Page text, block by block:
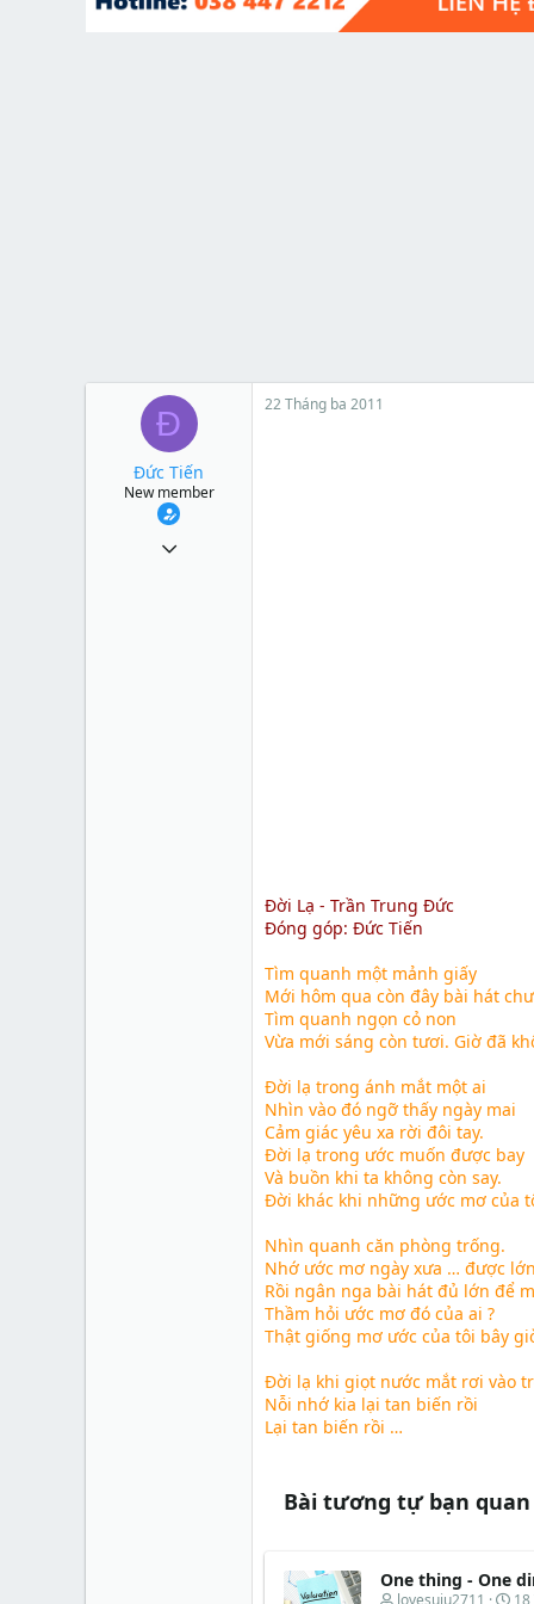
t
Đ
Đức Tiến
New member
22 Tháng ba 2011
Đời Lạ - Trần Trung Đức
Đóng góp: Đức Tiến
Tìm quanh một mảnh giấy
Mới hôm qua còn đây bài hát
Tìm quanh ngọn cỏ non
Vừa mới sáng còn tươi. Giờ đã
Đời lạ trong ánh mắt một ai
Nhìn vào đó ngỡ thấy ngày mai
Cảm giác yêu xa rời đôi tay.
Đời lạ trong ước muốn được bay
Và buồn khi ta không còn say.
Đời khác khi những ước mơ của
Nhìn quanh căn phòng trống.
Nhớ ước mơ ngày xưa … được
Rồi ngân nga bài hát đủ lớn để
Thầm hỏi ước mơ đó của ai ?
Thật giống mơ ước của tôi bây
Đời lạ khi giọt nước mắt rơi vào
Nỗi nhớ kia lại tan biến rồi
Lại tan biến rồi …
Bài tương tự bạn
One thing - One
T
lovesuju2711
N